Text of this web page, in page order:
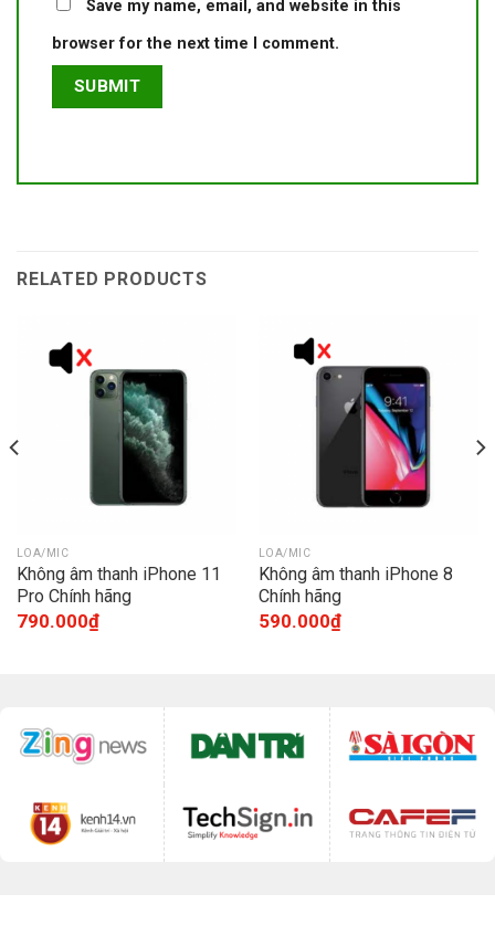
Save my name, email, and website in this
browser for the next time I comment.
RELATED PRODUCTS
LOA/MIC
Không âm thanh iPhone 11
Pro Chính hãng
790.000₫
LOA/MIC
Không âm thanh iPhone 8
Chính hãng
590.000₫